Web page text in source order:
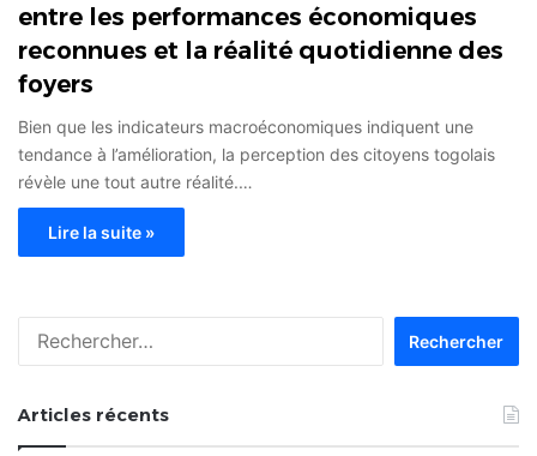
entre les performances économiques
reconnues et la réalité quotidienne des
foyers
Bien que les indicateurs macroéconomiques indiquent une
tendance à l’amélioration, la perception des citoyens togolais
révèle une tout autre réalité.…
Lire la suite »
Articles récents